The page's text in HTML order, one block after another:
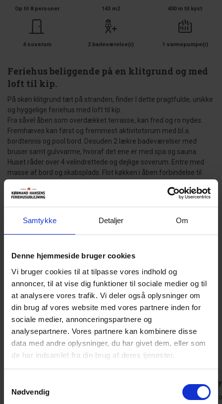
Samtykke Detaljer Om
Denne hjemmeside bruger cookies
Vi bruger cookies til at tilpasse vores indhold og
annoncer, til at vise dig funktioner til sociale medier og til
at analysere vores trafik. Vi deler også oplysninger om
din brug af vores website med vores partnere inden for
sociale medier, annonceringspartnere og
analysepartnere. Vores partnere kan kombinere disse
data med andre oplysninger, du har givet dem, eller som
de har indsamlet fra din brug af deres tjenester.
Nødvendig
Op til 8 personer 143 m2 400 m til kyst
4 soverum 2 badeværelse(r) 1 varmepumpe(r)
Feriehus beliggende på en klitgrund og med
loft til kip.
På skøn klitgrund tæt på stranden, finder I dette pragtfulde, unikke
og hyggelige feriehus med loft til kip.
Fra såvel åben som overdækket terrasse, kan fred og ro nydes.
Fremhæves kan først og fremmest aktivitetsrum med bl.a.
bordtennis og pool bord. Desuden 2 lækre badeværelser med
bruser samt gulvvarme, hvoraf det ene er med spa og sauna.
Huset råder over 4 velindrettede og dejlige soverum. Entre med
masse af bord og skabsplads. Flot køkken i åben forbindelse til
isenkram eks. opvaskemaskine, køle-fryseskab, ovn ect. , stuen er
Ingen ungdomsgrupper.
Sengestørrelser: 2 dobbeltsenge med 2 madrasser 90 x 200 cm +
2 køjesenge med overkøje på 80 x 200 cm og underkøje på 140 x
200 cm.
Gæsterne siger
4,7 • 17 Bedømmelser
Hus
4,7
Grund
4,4
Område
Huset havde en rigtig flot planløsning og var
Gæst fra
Desværre